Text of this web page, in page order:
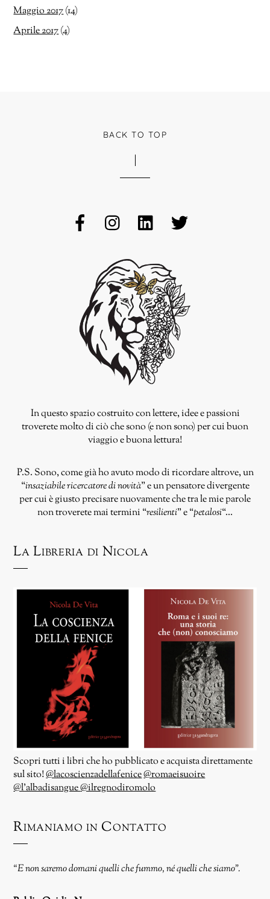
Maggio 2017(14)
Aprile 2017(4)
BACK TO TOP
In questo spazio costruito con lettere, idee e passioni
troverete molto di ciò che sono (e non sono) per cui buon
viaggio e buona lettura!
P.S. Sono, come già ho avuto modo di ricordare altrove, un
“insaziabile ricercatore di novità” e un pensatore divergente
per cui è giusto precisare nuovamente che tra le mie parole
non troverete mai termini “resilienti” e “petalosi“…
La Libreria di Nicola
Scopri tutti i libri che ho pubblicato e acquista direttamente
sul sito!@lacoscienzadellafenice@romaeisuoire
@l’albadisangue@ilregnodiromolo
Rimaniamo in Contatto
“E non saremo domani quelli che fummo, né quelli che siamo”.